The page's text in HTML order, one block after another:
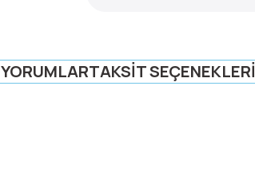
YORUMLARTAKSIT SEÇENEKLERI